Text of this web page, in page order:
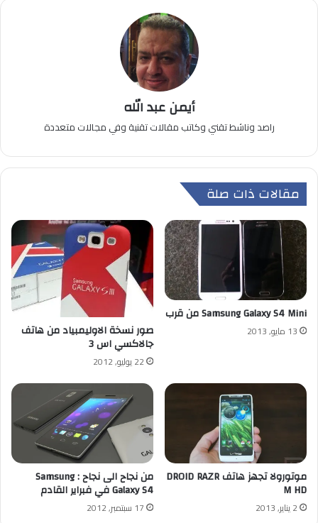
أيمن عبد الله
راصد وناشط تقني وكاتب مقالات تقنية وفي مجالات متعددة
مقالات ذات صلة
Samsung Galaxy S4 Mini من قرب
13 مايو, 2013 صور نسخة الاوليمبياد من هاتف
جالاكسي اس 3
22 يوليو, 2012
موتورولا تجهز هاتف DROID RAZR
M HD
2 يناير, 2013
من نجاح الى نجاح : Samsung
Galaxy S4 في فبراير القادم
17 سبتمبر, 2012